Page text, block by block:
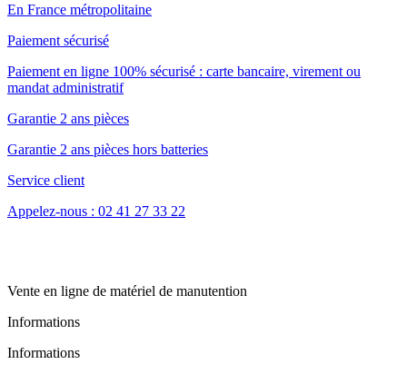
En France métropolitaine
Paiement sécurisé
Paiement en ligne 100% sécurisé : carte bancaire, virement ou
mandat administratif
Garantie 2 ans pièces
Garantie 2 ans pièces hors batteries
Service client
Appelez-nous : 02 41 27 33 22
Vente en ligne de matériel de manutention
Informations
Informations